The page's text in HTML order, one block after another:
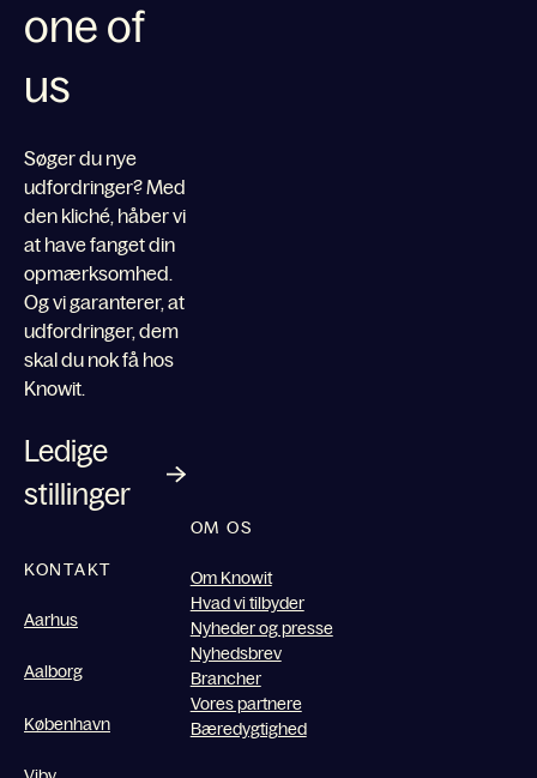
one of
us
Søger du nye
udfordringer? Med
den kliché, håber vi
at have fanget din
opmærksomhed.
Og vi garanterer, at
udfordringer, dem
skal du nok få hos
Knowit.
Ledige
stillinger
KONTAKT
Aarhus
Aalborg
København
OM OS
Om Knowit
Hvad vi tilbyder
Nyheder og presse
Nyhedsbrev
Brancher
Vores partnere
Bæredygtighed